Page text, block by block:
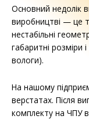
Основний недолік
виробництві — це
нестабільні
габаритні розміри
вологи).
На нашому
верстатах. Після
комплекту на ЧПУ